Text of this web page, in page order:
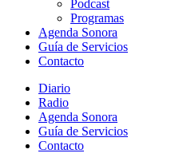
Podcast
Programas
Agenda Sonora
Guía de Servicios
Contacto
Diario
Radio
Agenda Sonora
Guía de Servicios
Contacto